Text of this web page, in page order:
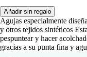
Añadir sin regalo
Agujas especialmente
y otros tejidos sintéticos
pespuntear y hacer
gracias a su punta fina y